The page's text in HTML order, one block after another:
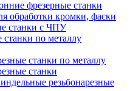
фрезерные станки
обработки кромки, фаски
станки с ЧПУ
станки по металлу
станки по металлу
станки
резьбонарезные